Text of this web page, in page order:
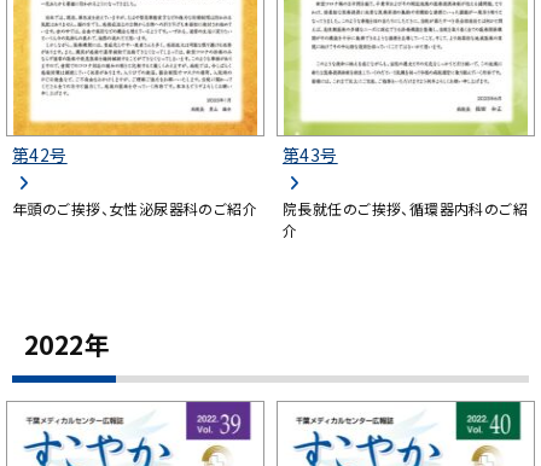
第42号
年頭のご挨拶、女性泌尿器科のご紹介
第43号
院長就任のご挨拶、循環器内科のご紹
介
2022年